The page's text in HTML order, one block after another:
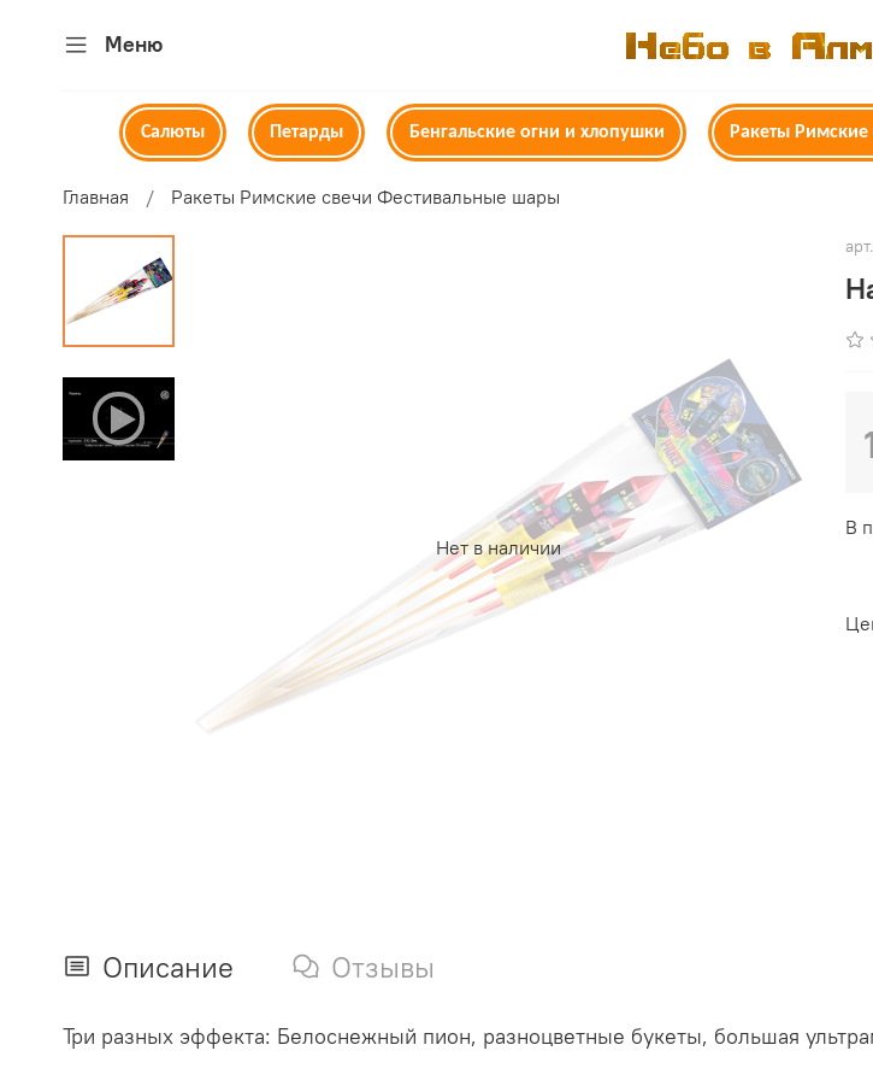
Меню
Салюты Петарды Бенгальские огни и хлопушки Ракеты
Главная Ракеты Римские свечи Фестивальные шары
Нет в наличии
арт.
В
Описание Отзывы
Три разных эффекта: Белоснежный пион, разноцветные букеты, большая